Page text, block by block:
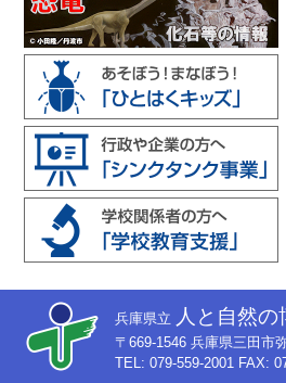
兵庫県立 人と自然の
〒669-1546 兵庫県三田市
TEL: 079-559-2001 FAX: